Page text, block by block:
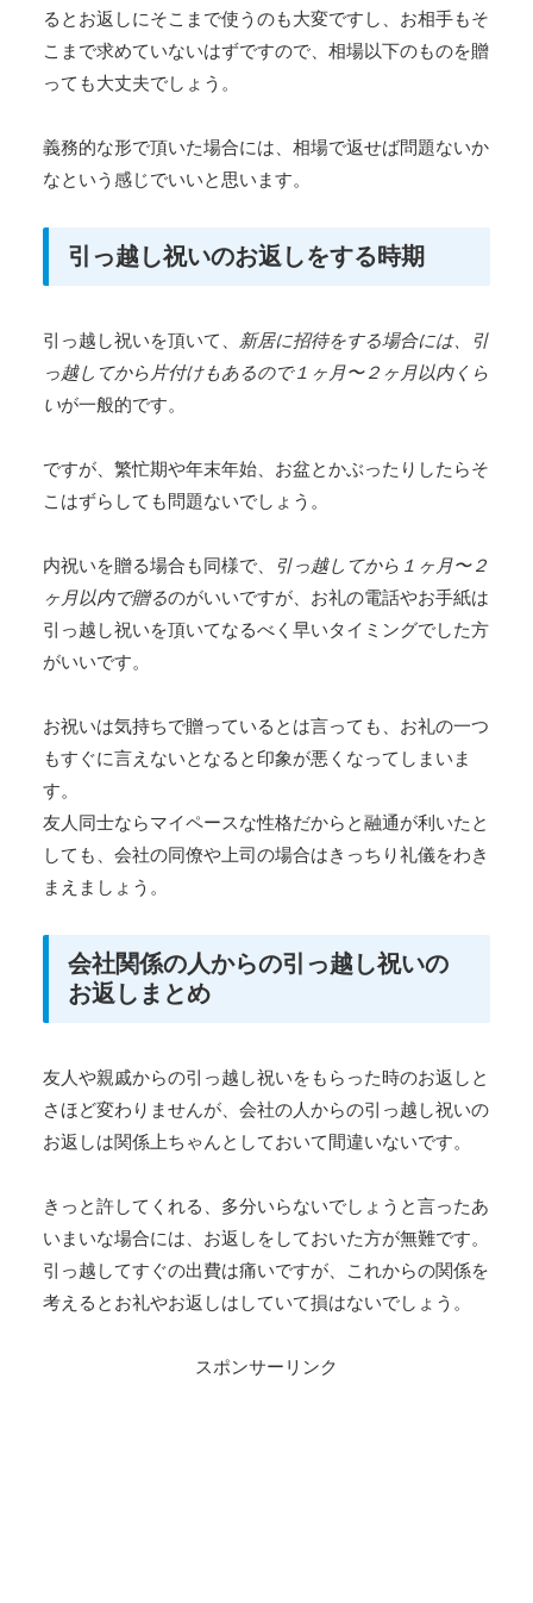
るとお返しにそこまで使うのも大変ですし、お相手もそ
こまで求めていないはずですので、相場以下のものを贈
っても大丈夫でしょう。
義務的な形で頂いた場合には、相場で返せば問題ないか
なという感じでいいと思います。
引っ越し祝いのお返しをする時期
引っ越し祝いを頂いて、
新居に招待をする場合には、引
っ越してから片付けもあるので１ヶ月〜２ヶ月以内くら
いが一般的です。
ですが、繁忙期や年末年始、お盆とかぶったりしたらそ
こはずらしても問題ないでしょう。
内祝いを贈る場合も同様で、
引っ越してから１ヶ月〜２
ヶ月以内で贈るのがいいですが、お礼の電話やお手紙は
引っ越し祝いを頂いてなるべく早いタイミングでした方
がいいです。
お祝いは気持ちで贈っているとは言っても、お礼の一つ
もすぐに言えないとなると印象が悪くなってしまいま
す。
友人同士ならマイペースな性格だからと融通が利いたと
しても、会社の同僚や上司の場合はきっちり礼儀をわき
まえましょう。
会社関係の人からの引っ越し祝いの
お返しまとめ
友人や親戚からの引っ越し祝いをもらった時のお返しと
さほど変わりませんが、会社の人からの引っ越し祝いの
お返しは関係上ちゃんとしておいて間違いないです。
きっと許してくれる、多分いらないでしょうと言ったあ
いまいな場合には、お返しをしておいた方が無難です。
引っ越してすぐの出費は痛いですが、これからの関係を
考えるとお礼やお返しはしていて損はないでしょう。
スポンサーリンク